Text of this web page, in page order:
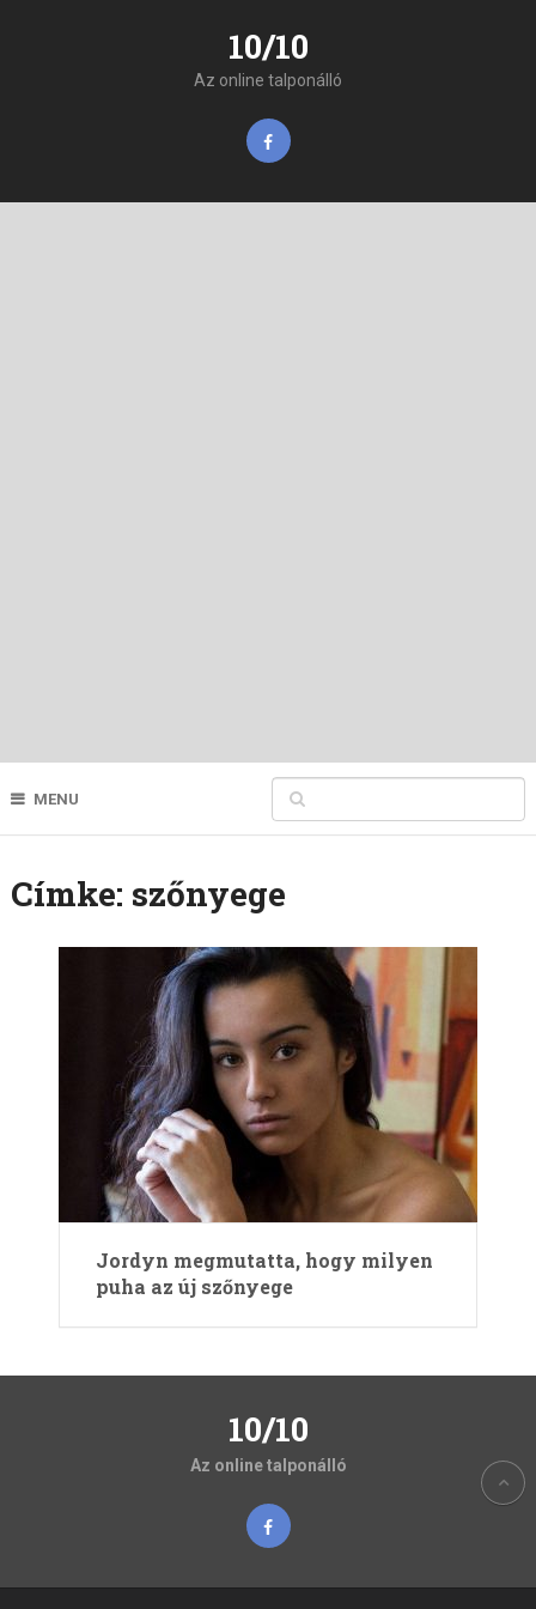
10/10
Az online talponálló
MENU
Címke: szőnyege
Jordyn megmutatta, hogy milyen
puha az új szőnyege
10/10
Az online talponálló